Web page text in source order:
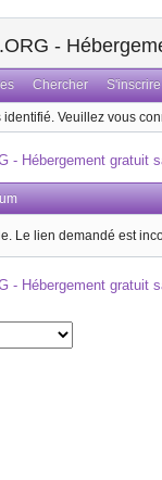
-
Chercher S'inscrire
Veuillez vous
- Hébergement gratuit
Le lien demandé est
- Hébergement gratuit